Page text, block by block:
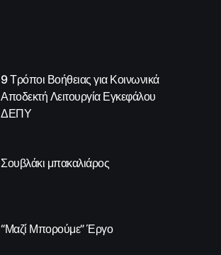
9 Τρόποι Βοήθειας για Κοινωνικά
Αποδεκτή Λειτουργία Εγκεφάλου
ΔΕΠΥ
Σουβλάκι μπακαλιάρος
“Μαζί Μπορούμε” Έργο